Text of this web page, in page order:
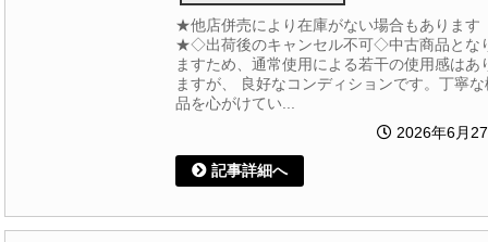
★他店併売により在庫がない場合もあります
★◇出荷後のキャンセル不可◇中古商品とな
ますため、通常使用による若干の使用感はあ
ますが、 良好なコンディションです。丁寧な
品を心がけてい...
2026年6月
記事詳細へ